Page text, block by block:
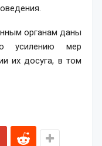
органам даны
усилению мер
их досуга, в том